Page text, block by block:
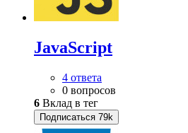
JavaScript
4 ответа
0 вопросов
6 Вклад в тег
Подписаться 79k